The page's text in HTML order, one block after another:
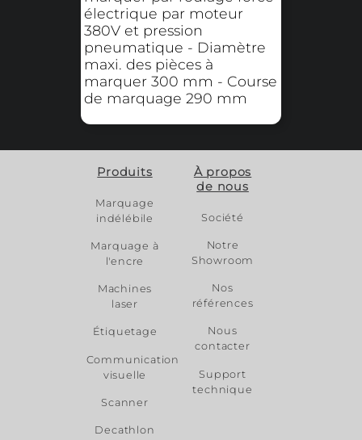
Aperçu: Machine à
marquer par roulage force
électrique par moteur
380V et pression
pneumatique - Diamètre
de marquage 180 mm
Marquage par roulage